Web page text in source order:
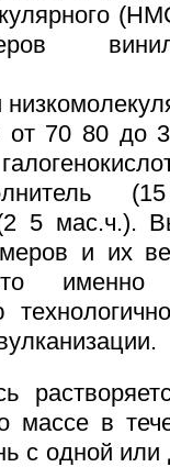
от 70 80 до
5 мас.ч.).
и их
именно
массе в
с одной